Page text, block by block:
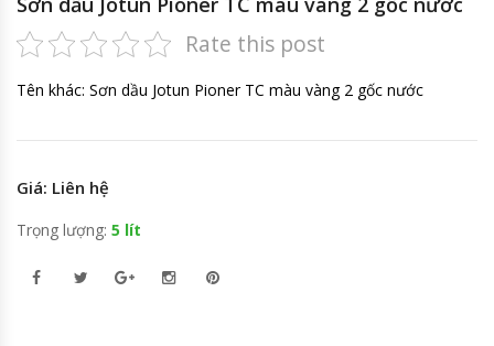
Rate this post
Tên khác: Sơn dầu Jotun Pioner TC màu vàng 2 gốc nước
Giá: Liên hệ
Trọng lượng: 5 lít